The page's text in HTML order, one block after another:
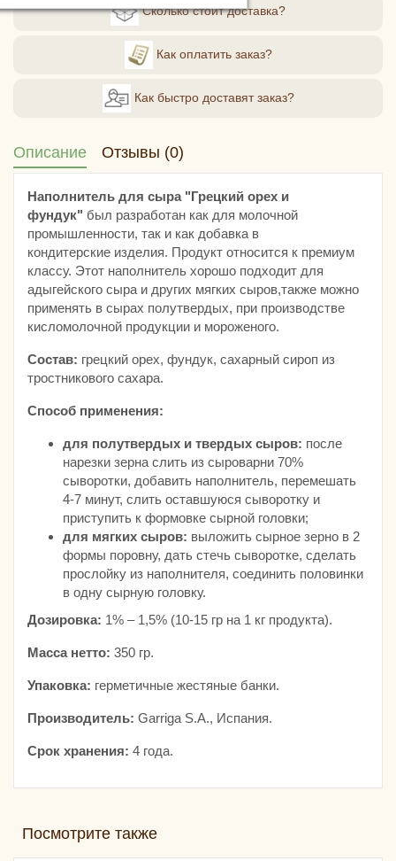
Сколько стоит доставка?
Как оплатить заказ?
Как быстро доставят заказ?
Описание Отзывы (0)
Наполнитель для сыра "Грецкий орех и
фундук" был разработан как для молочной
промышленности, так и как добавка в
кондитерские изделия. Продукт относится к премиум
классу. Этот наполнитель хорошо подходит для
адыгейского сыра и других мягких сыров,также можно
применять в сырах полутвердых, при производстве
кисломолочной продукции и мороженого.
Состав: грецкий орех, фундук, сахарный сироп из
тростникового сахара.
Способ применения:
для полутвердых и твердых сыров: после
нарезки зерна слить из сыроварни 70%
сыворотки, добавить наполнитель, перемешать
4-7 минут, слить оставшуюся сыворотку и
приступить к формовке сырной головки;
для мягких сыров: выложить сырное зерно в 2
формы поровну, дать стечь сыворотке, сделать
прослойку из наполнителя, соединить половинки
в одну сырную головку.
Дозировка: 1% – 1,5% (10-15 гр на 1 кг продукта).
Масса нетто: 350 гр.
Упаковка: герметичные жестяные банки.
Производитель: Garriga S.A., Испания.
Срок хранения: 4 года.
Посмотрите также